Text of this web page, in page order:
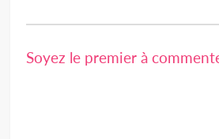
Soyez le premier à